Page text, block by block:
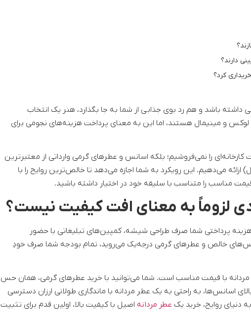
دارند؟
کرد؟
داشته باشد و هم رد بوی جذابی از شما به جا بگذارد، هنر یک انتخاب
لوکس و مینیمال هستند، اما این به معنای پرداخت هزینه‌های نجومی برای
را نمی‌فروشیم؛ بلکه اسانس و عطرهای گرمی وارداتی از معتبرترین
جهانی را در حجم‌های کاربردی (۱۵، ۳۰، ۵۰ و ۱۰۰ میل) ارائه می‌دهیم. این رویکرد به شما اجازه می‌دهد تا خالص‌ترین روایح را با
مناسب را متناسب با سلیقه خود در اختیار داشته باشید.
لزوماً به معنای افت کیفیت نیست؟
پرداختی شما صرف طراحی شیشه، کمپین‌های تبلیغاتی با حضور
خالص و عطرهای گرمی درجه‌یک می‌روید، تمام بودجه شما صرف خودِ
مردانه با قیمت مناسب است. شما می‌توانید با خرید عطرهای گرمی، همان حس
اسانس‌ها، به راحتی به یک عطر مردانه با ماندگاری طولانی ارزان دسترسی
روایح، خرید یک عطر مردانه اصیل با کیفیت بالا، اولین قدم برای تثبیت